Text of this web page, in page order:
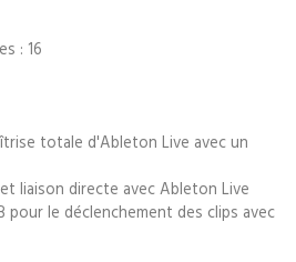
: 16
totale d'Ableton Live avec un
liaison directe avec Ableton Live
pour le déclenchement des clips avec